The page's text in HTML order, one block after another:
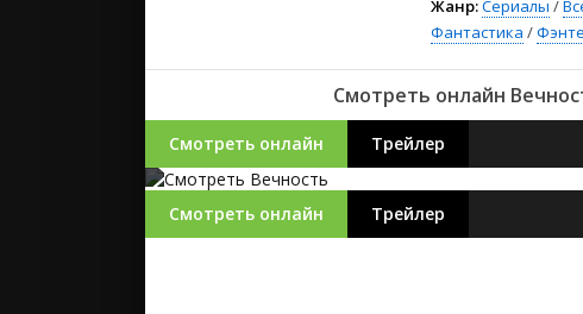
Жанр:Сериалы /
Фантастика /
Смотреть онлайн
Смотреть онлайн Трейлер
Смотреть онлайн Трейлер